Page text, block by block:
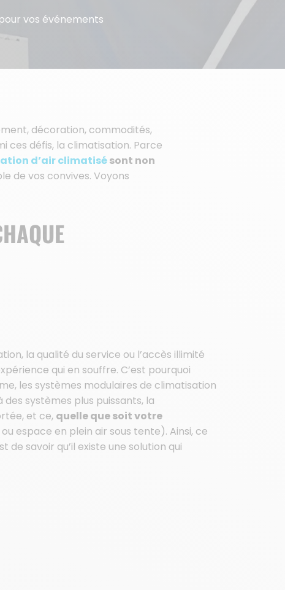
vos événements
décoration, commodités,
ces défis, la climatisation. Parce
d’air climatisésont non
de vos convives. Voyons
la qualité du service ou l’accès illimité
qui en souffre. C’est pourquoi
les systèmes modulaires de climatisation
systèmes plus puissants, la
et ce, quelle que soit votre
espace en plein air sous tente). Ainsi, ce
savoir qu’il existe une solution qui